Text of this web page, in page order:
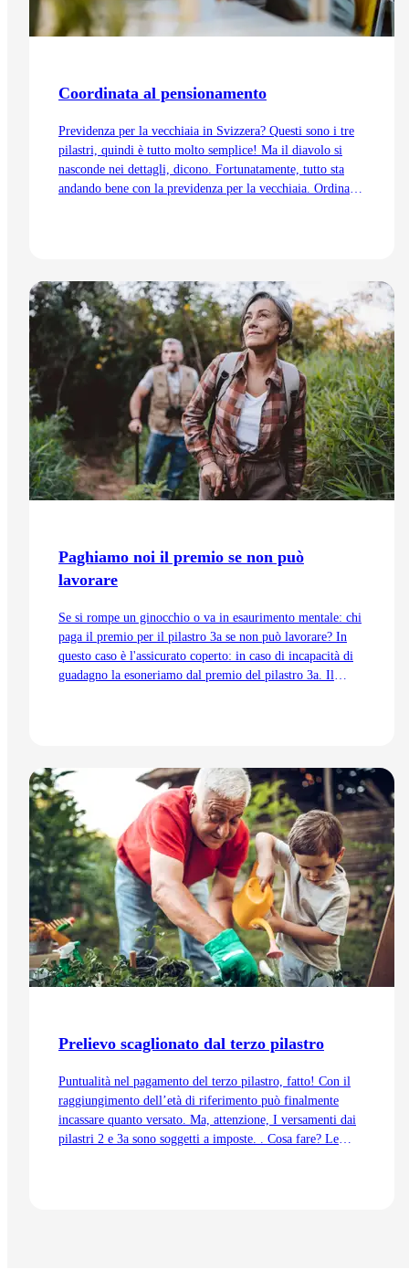
Coordinata al pensionamento
Previdenza per la vecchiaia in Svizzera? Questi sono i tre
pilastri, quindi è tutto molto semplice! Ma il diavolo si
nasconde nei dettagli, dicono. Fortunatamente, tutto sta
andando bene con la previdenza per la vecchiaia. Ordinata
Vai all'articolo
Paghiamo noi il premio se non può
lavorare
Se si rompe un ginocchio o va in esaurimento mentale: chi
paga il premio per il pilastro 3a se non può lavorare? In
questo caso è l'assicurato coperto: in caso di incapacità di
guadagno la esoneriamo dal premio del pilastro 3a. Il
Prelievo scaglionato dal terzo pilastro
Puntualità nel pagamento del terzo pilastro, fatto! Con il
raggiungimento dell’età di riferimento può finalmente
incassare quanto versato. Ma, attenzione, I versamenti dai
pilastri 2 e 3a sono soggetti a imposte. . Cosa fare? Le